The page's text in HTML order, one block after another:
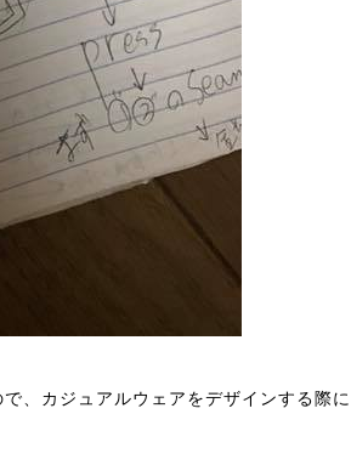
、 カジュアルウェアをデザインする際